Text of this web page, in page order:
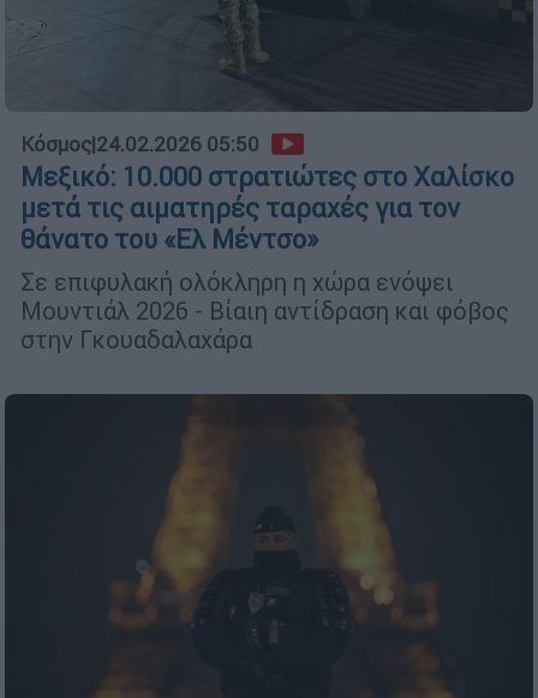
Κόσμος|24.02.2026 05:50
Μεξικό: 10.000 στρατιώτες στο Χαλίσκο
μετά τις αιματηρές ταραχές για τον
θάνατο του «Ελ Μέντσο»
Σε επιφυλακή ολόκληρη η χώρα ενόψει
Μουντιάλ 2026 - Βίαιη αντίδραση και φόβος
στην Γκουαδαλαχάρα